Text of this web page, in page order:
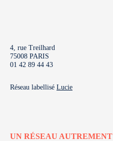
4, rue Treilhard
75008 PARIS
01 42 89 44 43
Réseau labellisé Lucie
UN RÉSEAU AUTREMENT